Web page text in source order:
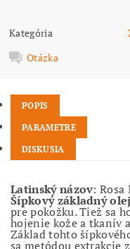
Kategória
Otázka
POPIS
PARAMETRE
DISKUSIA
Latinský názov: Rosa
Šípkový základný olej
pre pokožku. Tiež sa
hojenie kože a tkanív
Základ tohto
sa metódou extrakcie